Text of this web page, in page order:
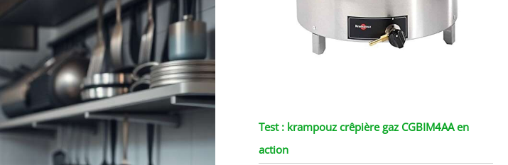
Test : krampouz crêpière gaz CGBIM4AA en
action